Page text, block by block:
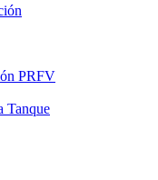
PRFV
Tanque